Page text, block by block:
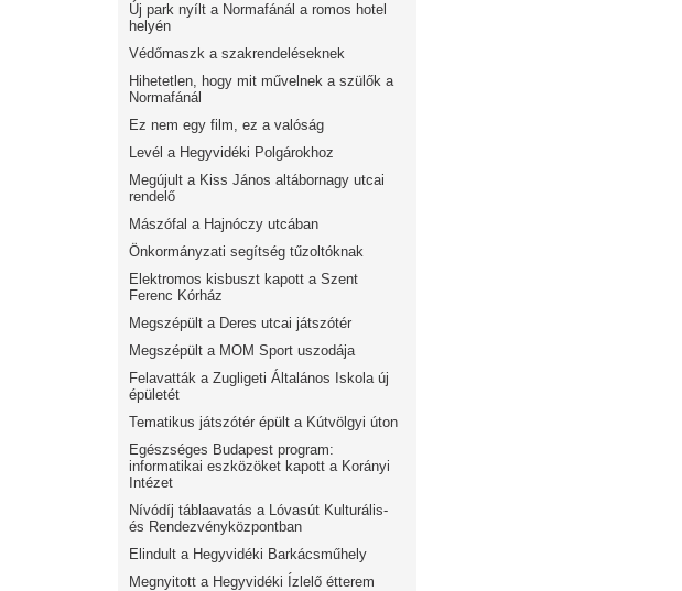
Új park nyílt a Normafánál a romos hotel
helyén
Védőmaszk a szakrendeléseknek
Hihetetlen, hogy mit művelnek a szülők a
Normafánál
Ez nem egy film, ez a valóság
Levél a Hegyvidéki Polgárokhoz
Megújult a Kiss János altábornagy utcai
rendelő
Mászófal a Hajnóczy utcában
Önkormányzati segítség tűzoltóknak
Elektromos kisbuszt kapott a Szent
Ferenc Kórház
Megszépült a Deres utcai játszótér
Megszépült a MOM Sport uszodája
Felavatták a Zugligeti Általános Iskola új
épületét
Tematikus játszótér épült a Kútvölgyi úton
Egészséges Budapest program:
informatikai eszközöket kapott a Korányi
Intézet
Nívódíj táblaavatás a Lóvasút Kulturális-
és Rendezvényközpontban
Elindult a Hegyvidéki Barkácsműhely
Megnyitott a Hegyvidéki Ízlelő étterem